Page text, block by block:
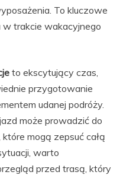
To kluczowe
trakcie wakacyjnego
to ekscytujący czas,
przygotowanie
udanej podróży.
może prowadzić do
mogą zepsuć całą
warto
przed trasą, który